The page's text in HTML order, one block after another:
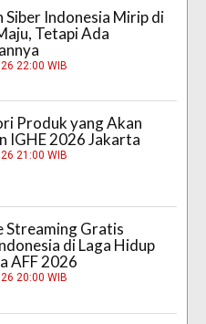
Siber Indonesia Mirip di
Tetapi Ada
22:00 WIB
Produk yang Akan
IGHE 2026 Jakarta
21:00 WIB
Streaming Gratis
di Laga Hidup
AFF 2026
20:00 WIB